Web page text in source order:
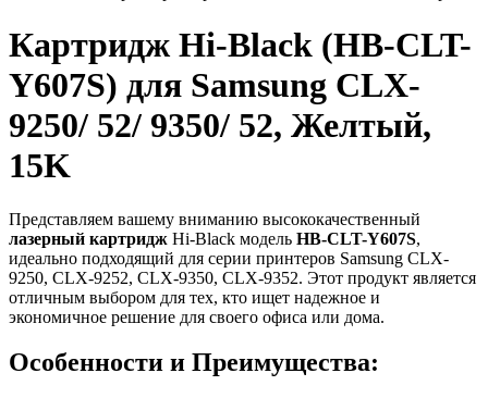
Картридж Hi-Black (HB-CLT-
Y607S) для Samsung CLX-
9250/ 52/ 9350/ 52, Желтый,
15K
Представляем вашему вниманию высококачественный
лазерный картридж Hi-Black модель HB-CLT-Y607S,
идеально подходящий для серии принтеров Samsung CLX-
9250, CLX-9252, CLX-9350, CLX-9352. Этот продукт является
отличным выбором для тех, кто ищет надежное и
экономичное решение для своего офиса или дома.
Особенности и Преимущества: